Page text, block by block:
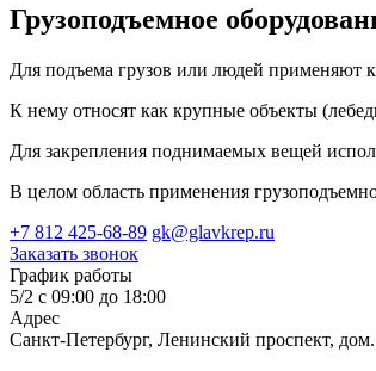
Грузоподъемное
Для подъема грузов или людей применяют
К нему относят как крупные объекты
Для закрепления поднимаемых вещей
В целом область применения
+7 812 425-68-89 gk@glavkrep.ru
Заказать звонок
График работы
5/2 с 09:00 до 18:00
Адрес
Санкт-Петербург, Ленинский проспект,